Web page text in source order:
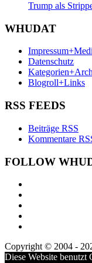
Trump als
WHUDAT
Datenschutz
Blogroll+Links
RSS FEEDS
Beiträge RSS
Kommentare
FOLLOW
Copyright © 2004 -
Diese Website benutzt